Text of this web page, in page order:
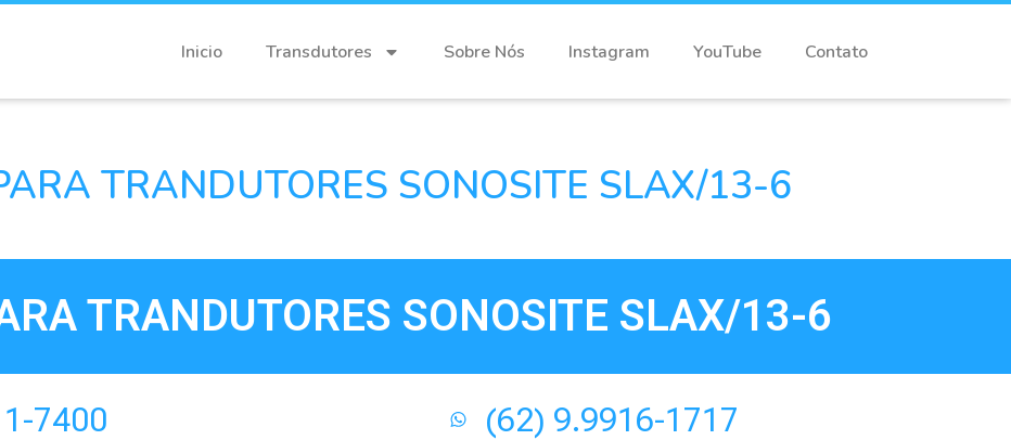
Inicio Transdutores Sobre Nós Instagram YouTube Contato
TRANDUTORES SONOSITE SLAX/13-6
TRANDUTORES SONOSITE SLAX/13-6
7400 (62) 9.9916-1717